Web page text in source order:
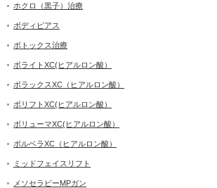
ホクロ（黒子）治療
ボディピアス
ボトックス治療
ボライトXC(ヒアルロン酸）
ボラックスXC（ヒアルロン酸）
ボリフトXC(ヒアルロン酸）
ボリューマXC(ヒアルロン酸）
ボルベラXC（ヒアルロン酸）
ミッドフェイスリフト
メソセラピーMPガン